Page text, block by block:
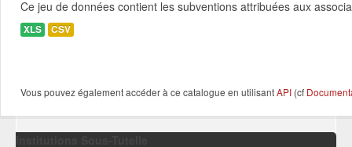
Ce jeu de données contient les subventions attribuées aux
XLS CSV
Vous pouvez également accéder à ce catalogue en utilisantAPI (cf